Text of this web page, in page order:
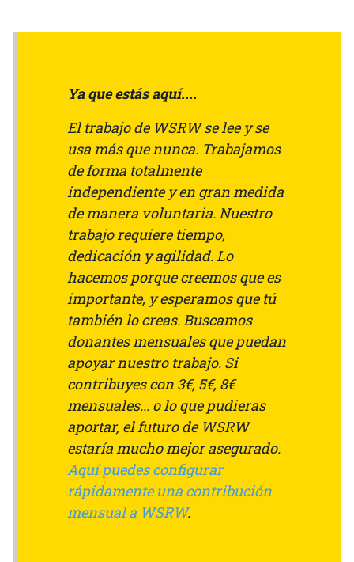
Ya que estás aquí....
El trabajo de WSRW se lee y se
usa más que nunca. Trabajamos
de forma totalmente
independiente y en gran medida
de manera voluntaria. Nuestro
trabajo requiere tiempo,
dedicación y agilidad. Lo
hacemos porque creemos que es
importante, y esperamos que tú
también lo creas. Buscamos
donantes mensuales que puedan
apoyar nuestro trabajo. Si
contribuyes con 3€, 5€, 8€
mensuales... o lo que pudieras
aportar, el futuro de WSRW
estaría mucho mejor asegurado.
Aquí puedes configurar
rápidamente una contribución
mensual a WSRW.